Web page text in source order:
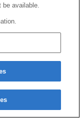
alguns
estar
2026 Sony Corporation
be available.